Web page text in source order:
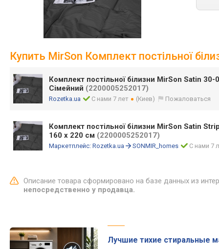
Купить MirSon Комплект постільної
Комплект постільної білизни MirSon Satin
Сімейний (2200005252017)
Rozetka.ua С нами 7 лет (Киев) Пожаловаться
Комплект постільної білизни MirSon Satin
160 x 220 см (2200005252017)
Маркетплейс: Rozetka.ua SONMIR_homes С нами 7
Описание товара сформировано на базе данных из
непосредственно у продавца.
Лучшие тихие стиральные